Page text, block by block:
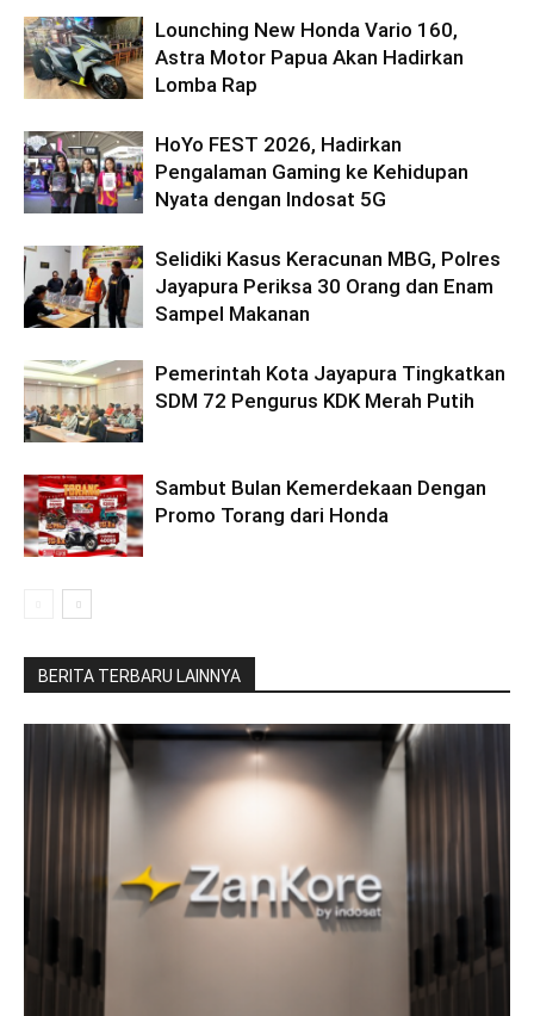
Lounching New Honda Vario 160,
Astra Motor Papua Akan Hadirkan
Lomba Rap
HoYo FEST 2026, Hadirkan
Pengalaman Gaming ke Kehidupan
Nyata dengan Indosat 5G
Selidiki Kasus Keracunan MBG, Polres
Jayapura Periksa 30 Orang dan Enam
Sampel Makanan
Pemerintah Kota Jayapura Tingkatkan
SDM 72 Pengurus KDK Merah Putih
Sambut Bulan Kemerdekaan Dengan
Promo Torang dari Honda
BERITA TERBARU LAINNYA